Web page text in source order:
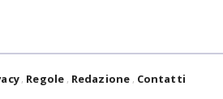
Regole Redazione Contatti